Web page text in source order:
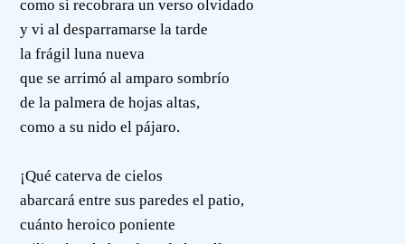
como si recobrara un verso olvidado
y vi al desparramarse la tarde
la frágil luna nueva
que se arrimó al amparo sombrío
de la palmera de hojas altas,
como a su nido el pájaro.
¡Qué caterva de cielos
abarcará entre sus paredes el patio,
cuánto heroico poniente